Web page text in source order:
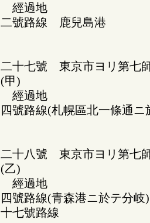
經過地
二號路線 鹿兒島港
二十七號 東京市ヨリ第七
(甲)
經過地
四號路線(札幌區北一條通
二十八號 東京市ヨリ第七
(乙)
經過地
四號路線(青森港ニ於テ
十七號路線